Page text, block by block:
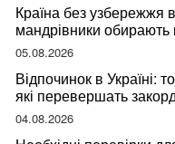
Країна без узбережжя
мандрівники обирають
05.08.2026
Відпочинок в Україні:
які перевершать
04.08.2026